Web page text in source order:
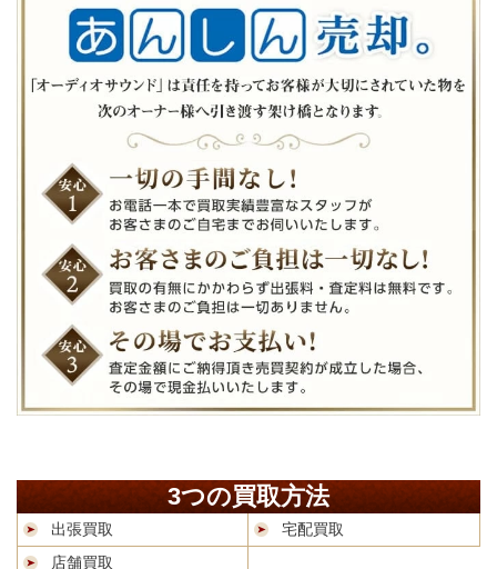
3つの買取方法
出張買取
宅配買取
店舗買取